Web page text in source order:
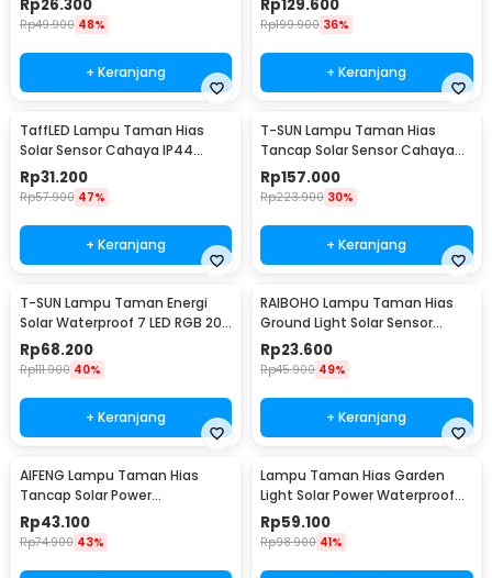
Rp26.300
Rp49.900 48%
+ Keranjang
G2202
Rp129.600
Rp199.900 36%
+ Keranjang
TaffLED Lampu Taman Hias
Solar Sensor Cahaya IP44
Warm White 4 PCS - L20
Rp31.200
Rp57.900 47%
+ Keranjang
T-SUN Lampu Taman Hias
Tancap Solar Sensor Cahaya
IP65 Warm White 3W - TS-
G0902
Rp157.000
Rp223.900 30%
+ Keranjang
T-SUN Lampu Taman Energi
Solar Waterproof 7 LED RGB 200
Lumens 1.6W - TS-G0102
Rp68.200
Rp111.900 40%
+ Keranjang
RAIBOHO Lampu Taman Hias
Ground Light Solar Sensor
Waterproof 12/20LED - RB20
Rp23.600
Rp45.900 49%
+ Keranjang
AIFENG Lampu Taman Hias
Tancap Solar Power
Waterproof Cool White -
EM320
Rp43.100
Rp74.900 43%
Lampu Taman Hias Garden
Light Solar Power Waterproof
Cool White - EM375
Rp59.100
Rp98.900 41%